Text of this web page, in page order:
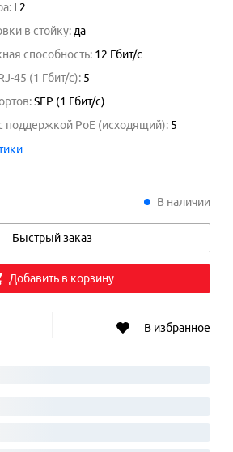
: L2
в стойку: да
способность: 12 Гбит/с
45 (1 Гбит/с): 5
:SFP (1 Гбит/с)
поддержкой PoE (исходящий): 5
₽ В наличии
Быстрый заказ
Добавить в корзину
В избранное